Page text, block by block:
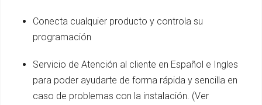
Conecta cualquier producto y controla su
programación
Servicio de Atención al cliente en Español e Ingles
para poder ayudarte de forma rápida y sencilla en
caso de problemas con la instalación. (Ver